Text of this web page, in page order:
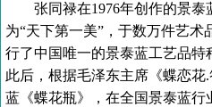
张同禄在1976年创作的景泰
为“天下第一美”，于数万件艺
行了中国唯一的景泰蓝工艺品特
此后，根据毛泽东主席《蝶恋
蓝《蝶花瓶》，在全国景泰蓝行